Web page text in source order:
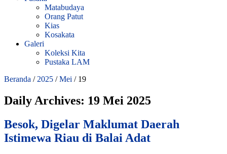
Matabudaya
Orang Patut
Kias
Kosakata
Galeri
Koleksi Kita
Pustaka LAM
Beranda / 2025 / Mei / 19
Daily Archives: 19 Mei 2025
Besok, Digelar Maklumat Daerah
Istimewa Riau di Balai Adat